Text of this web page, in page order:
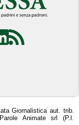
Giornalistica aut. trib.
Animate srl (P.I.